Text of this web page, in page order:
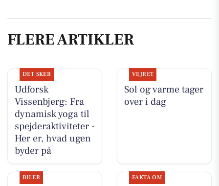
FLERE ARTIKLER
DET SKER
Udforsk
Vissenbjerg: Fra
dynamisk yoga til
spejderaktiviteter -
Her er, hvad ugen
byder på
VEJRET
Sol og varme tager
over i dag
BILER FAKTA OM